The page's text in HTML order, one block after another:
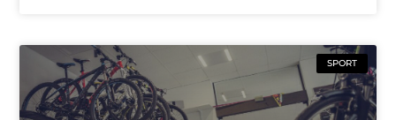
SPORT